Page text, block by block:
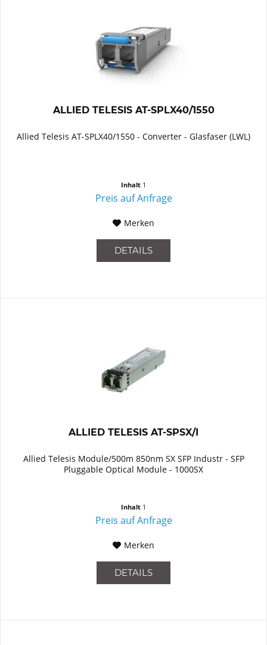
ALLIED TELESIS AT-SPLX40/1550
Allied Telesis AT-SPLX40/1550 - Converter - Glasfaser (LWL)
Inhalt 1
Preis auf Anfrage
Merken
DETAILS
ALLIED TELESIS AT-SPSX/I
Allied Telesis Module/500m 850nm SX SFP Industr - SFP
Pluggable Optical Module - 1000SX
Inhalt 1
Preis auf Anfrage
Merken
DETAILS